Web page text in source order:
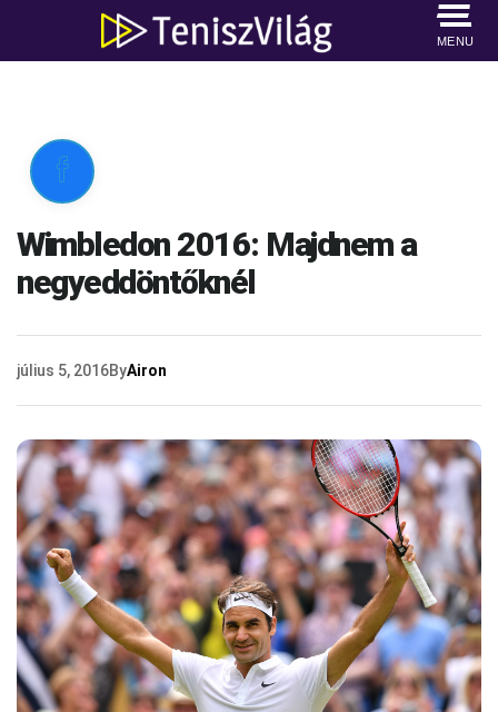
MENU

Wimbledon 2016: Majdnem a
negyeddöntőknél
július 5, 2016ByAiron